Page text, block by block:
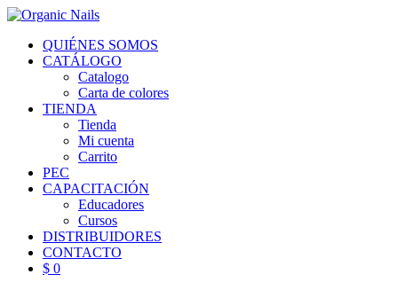
QUIÉNES SOMOS
CATÁLOGO
Catalogo
Carta de colores
TIENDA
Tienda
Mi cuenta
Carrito
PEC
CAPACITACIÓN
Educadores
Cursos
DISTRIBUIDORES
CONTACTO
$ 0